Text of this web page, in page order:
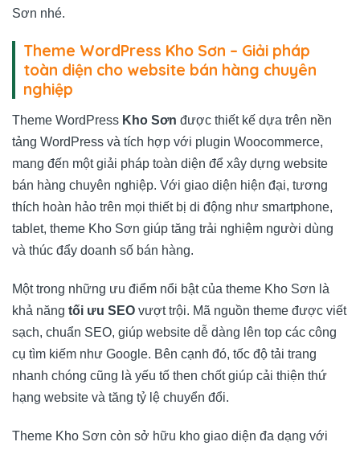
Sơn nhé.
Theme WordPress Kho Sơn – Giải pháp
toàn diện cho website bán hàng chuyên
nghiệp
Theme WordPress Kho Sơn được thiết kế dựa trên nền
tảng WordPress và tích hợp với plugin Woocommerce,
mang đến một giải pháp toàn diện để xây dựng website
bán hàng chuyên nghiệp. Với giao diện hiện đại, tương
thích hoàn hảo trên mọi thiết bị di động như smartphone,
tablet, theme Kho Sơn giúp tăng trải nghiệm người dùng
và thúc đẩy doanh số bán hàng.
Một trong những ưu điểm nổi bật của theme Kho Sơn là
khả năng tối ưu SEO vượt trội. Mã nguồn theme được viết
sạch, chuẩn SEO, giúp website dễ dàng lên top các công
cụ tìm kiếm như Google. Bên cạnh đó, tốc độ tải trang
nhanh chóng cũng là yếu tố then chốt giúp cải thiện thứ
hạng website và tăng tỷ lệ chuyển đổi.
Theme Kho Sơn còn sở hữu kho giao diện đa dạng với